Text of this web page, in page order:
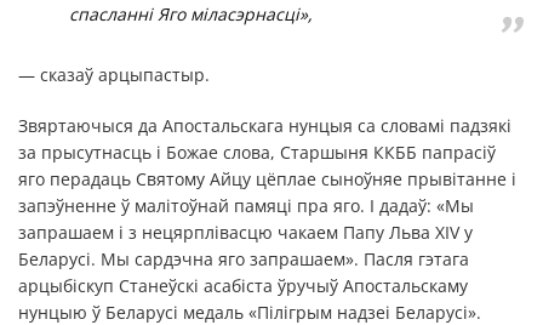
спасланні Яго міласэрнасці»,
— сказаў арцыпастыр.
Звяртаючыся да Апостальскага нунцыя са словамі падзякі
за прысутнасць і Божае слова, Старшыня ККББ папрасіў
яго перадаць Святому Айцу цёплае сыноўняе прывітанне і
запэўненне ў малітоўнай памяці пра яго. І дадаў: «Мы
запрашаем і з нецярплівасцю чакаем Папу Льва XIV у
Беларусі. Мы сардэчна яго запрашаем». Пасля гэтага
арцыбіскуп Станеўскі асабіста ўручыў Апостальскаму
нунцыю ў Беларусі медаль «Пілігрым надзеі Беларусі».